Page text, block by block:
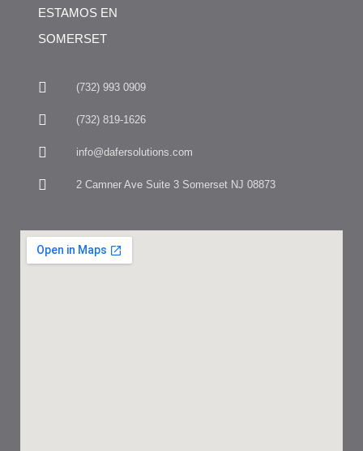
ESTAMOS EN
SOMERSET
(732) 993 0909
(732) 819-1626
info@dafersolutions.com
2 Camner Ave Suite 3 Somerset NJ 08873